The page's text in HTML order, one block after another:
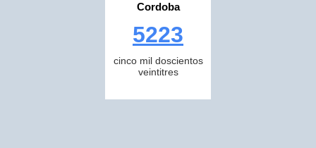
Cordoba
5223
cinco mil doscientos
veintitres